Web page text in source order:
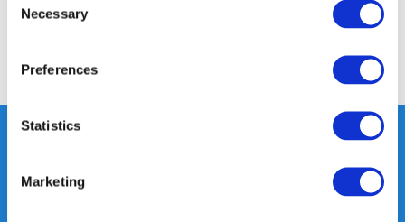
Selection
Necessary
Preferences
Statistics
Marketing
Reviews
Delen
Heeft u vragen, neem gerust